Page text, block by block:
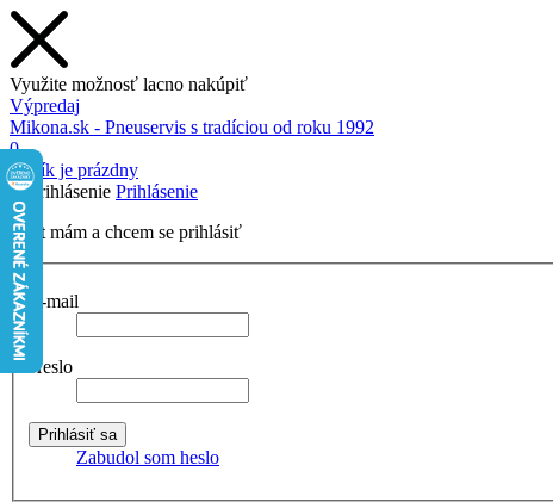
Využite možnosť lacno nakúpiť
Výpredaj
Mikona.sk - Pneuservis s tradíciou od roku 1992
0
Košík je prázdny
Prihlásenie
Účet mám a chcem se prihlásiť
E-mail
Heslo
Zabudol som heslo